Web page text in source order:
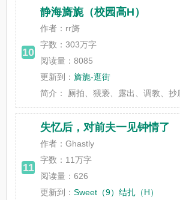
10
静海旖旎（校园高H）
作者：rr旖
字数：303万字
阅读量：8085
更新到：旖旎-逛街
简介：
厕拍、猥亵、露出、调教、
11
失忆后，对前夫一见钟情了
作者：Ghastly
字数： 11万字
阅读量：626
更新到：Sweet（9）结扎（H）